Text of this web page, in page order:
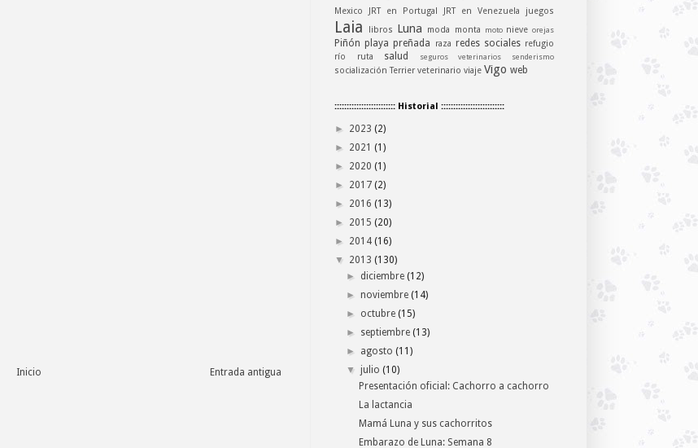
Entrada antigua
Inicio
Mexico
JRT en Portugal JRT en Venezuela juegos
Laia libros Luna moda monta moto nieveorejas
Piñónplayapreñada raza redes sociales refugio
río
ruta salud seguros veterinarios senderismo
socializaciónTerrier veterinario viaje Vigo web
::::::::::::::::::::::::: Historial ::::::::::::::::::::::::::
► 2023 (2)
► 2021 (1)
► 2020 (1)
► 2017 (2)
► 2016 (13)
► 2015 (20)
► 2014 (16)
▼
2013 (130)
► diciembre (12)
►noviembre (14)
► octubre (15)
► septiembre (13)
► agosto (11)
▼ julio (10)
Presentación oficial: Cachorro a cachorro
La lactancia
Mamá Luna y sus cachorritos
Embarazo de Luna: Semana 8